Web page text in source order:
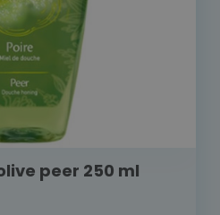
peer 250 ml